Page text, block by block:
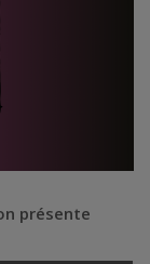
présente